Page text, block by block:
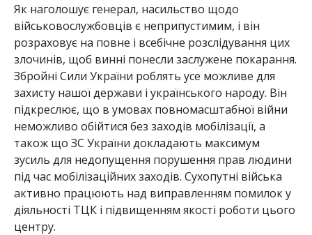
Як наголошує генерал, насильство щодо
військовослужбовців є неприпустимим, і він
розраховує на повне і всебічне розслідування цих
злочинів, щоб винні понесли заслужене покарання.
Збройні Сили України роблять усе можливе для
захисту нашої держави і українського народу. Він
підкреслює, що в умовах повномасштабної війни
неможливо обійтися без заходів мобілізації, а
також що ЗС України докладають максимум
зусиль для недопущення порушення прав людини
під час мобілізаційних заходів. Сухопутні війська
активно працюють над виправленням помилок у
діяльності ТЦК і підвищенням якості роботи цього
центру.